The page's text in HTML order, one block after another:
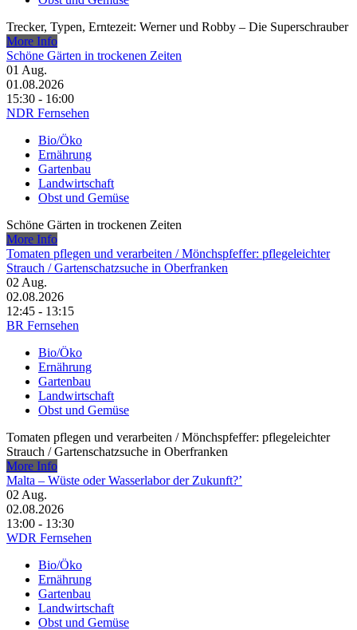
Trecker, Typen, Erntezeit: Werner und Robby – Die Superschrauber
More Info
Schöne Gärten in trockenen Zeiten
01 Aug.
01.08.2026
15:30 - 16:00
NDR Fernsehen
Bio/Öko
Ernährung
Gartenbau
Landwirtschaft
Obst und Gemüse
Schöne Gärten in trockenen Zeiten
More Info
Tomaten pflegen und verarbeiten /​ Mönchspfeffer: pflegeleichter
Strauch /​ Gartenschatzsuche in Oberfranken
02 Aug.
02.08.2026
12:45 - 13:15
BR Fernsehen
Bio/Öko
Ernährung
Gartenbau
Landwirtschaft
Obst und Gemüse
Tomaten pflegen und verarbeiten /​ Mönchspfeffer: pflegeleichter
Strauch /​ Gartenschatzsuche in Oberfranken
More Info
Malta – Wüste oder Wasserlabor der Zukunft?’
02 Aug.
02.08.2026
13:00 - 13:30
WDR Fernsehen
Bio/Öko
Ernährung
Gartenbau
Landwirtschaft
Obst und Gemüse